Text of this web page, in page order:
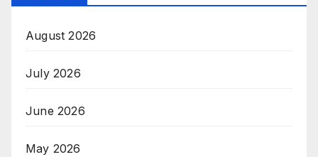
August 2026
July 2026
June 2026
May 2026